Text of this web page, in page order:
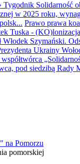
Tygodnik Solidarność
w 2025 roku,
Prawo prawa
Tuska -
Włodek Szymański.
Ukrainy
pod siedzibą Rady
na Pomorzu
pomorskiej